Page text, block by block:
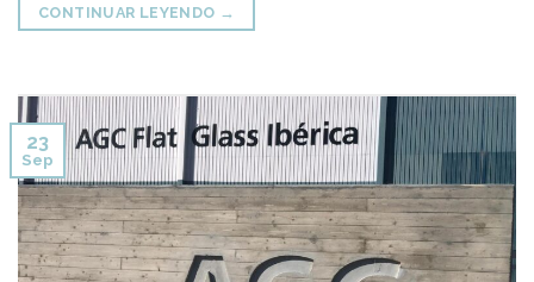
CONTINUAR LEYENDO →
23
Sep